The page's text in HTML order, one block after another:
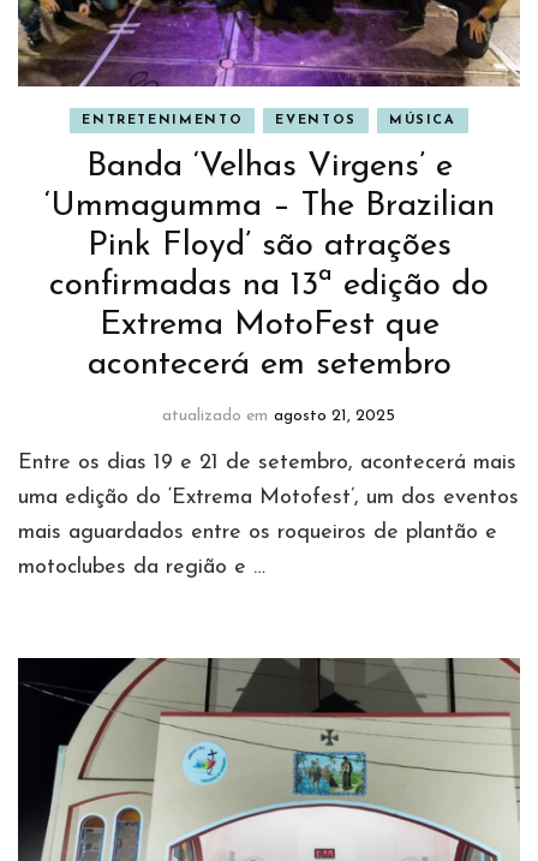
ENTRETENIMENTO EVENTOS MÚSICA
Banda ‘Velhas Virgens’ e
‘Ummagumma – The Brazilian
Pink Floyd’ são atrações
confirmadas na 13ª edição do
Extrema MotoFest que
acontecerá em setembro
atualizado em agosto 21, 2025
Entre os dias 19 e 21 de setembro, acontecerá mais
uma edição do ‘Extrema Motofest’, um dos eventos
mais aguardados entre os roqueiros de plantão e
motoclubes da região e …